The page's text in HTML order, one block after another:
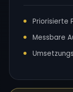
Priorisierte
Messbare